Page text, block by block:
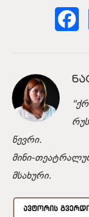
წევრი.
მინი-
მსახური.
ᲐᲕᲢᲝᲠᲘᲡ